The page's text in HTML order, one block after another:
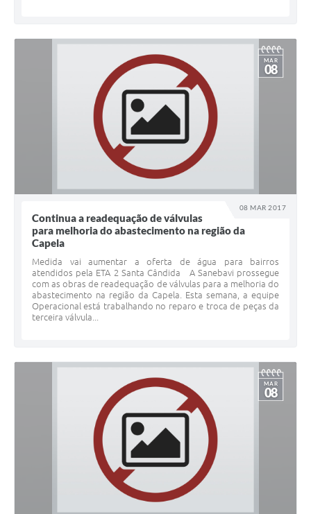
08 MAR 2017
MAR
08
Continua a readequação de válvulas
para melhoria do abastecimento na região da
Capela
Medida vai aumentar a oferta de água para bairros
atendidos pela ETA 2 Santa Cândida A Sanebavi prossegue
com as obras de readequação de válvulas para a melhoria do
abastecimento na região da Capela. Esta semana, a equipe
Operacional está trabalhando no reparo e troca de peças da
terceira válvula...
MAR
08